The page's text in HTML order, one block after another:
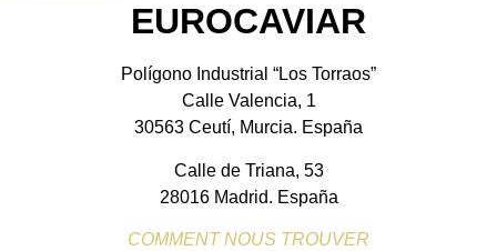
EUROCAVIAR
Polígono Industrial “Los Torraos”
Calle Valencia, 1
30563 Ceutí, Murcia. España
Calle de Triana, 53
28016 Madrid. España
COMMENT NOUS TROUVER